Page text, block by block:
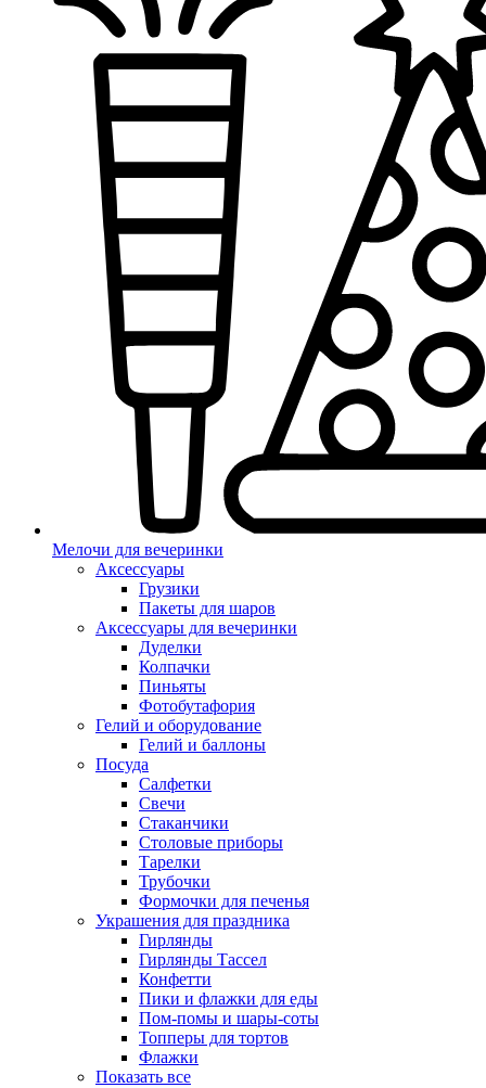
Мелочи для вечеринки
Аксессуары
Грузики
Пакеты для шаров
Аксессуары для вечеринки
Дуделки
Колпачки
Пиньяты
Фотобутафория
Гелий и оборудование
Гелий и баллоны
Посуда
Салфетки
Свечи
Стаканчики
Столовые приборы
Тарелки
Трубочки
Формочки для печенья
Украшения для праздника
Гирлянды
Гирлянды Тассел
Конфетти
Пики и флажки для еды
Пом-помы и шары-соты
Топперы для тортов
Флажки
Показать все